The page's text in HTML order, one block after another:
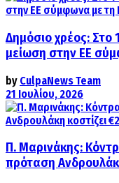
Δημόσιο χρέος: Στο
μείωση στην ΕΕ
by CulpaNews Team
21 Ιουλίου, 2026
Π. Μαρινάκης:
πρόταση